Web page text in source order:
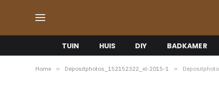
TUIN HUIS DIY BADKAMER
Home » Depositphotos_152152322_xl-2015-1 »